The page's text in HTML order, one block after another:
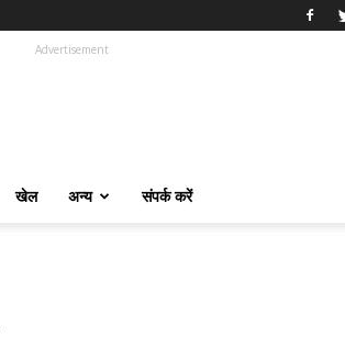
Advertisement
खेल अन्य संपर्क करें